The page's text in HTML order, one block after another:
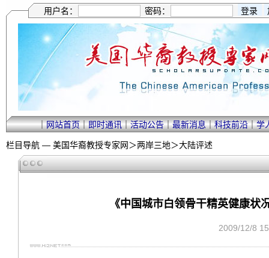
用户名： 密码：
｜网站首页｜即时通讯｜活动公告｜最新消息｜科技前沿｜学
栏目导航 — 美国华裔教授专家网＞两岸三地＞大陆评述
《中国城市白领骨干精英健康
2009/12/8